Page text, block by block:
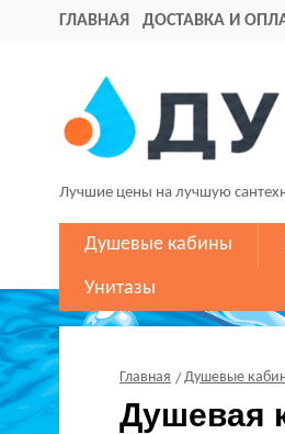
ГЛАВНАЯ ДОСТАВКА И
Лучшие цены на лучшую
Душевые кабины
Унитазы
Главная Душевые
Душевая